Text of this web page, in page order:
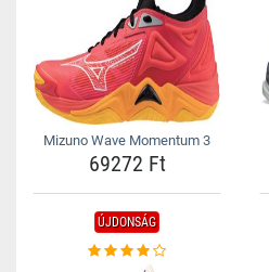
Mizuno Wave Momentum 3
69272 Ft
ÚJDONSÁG